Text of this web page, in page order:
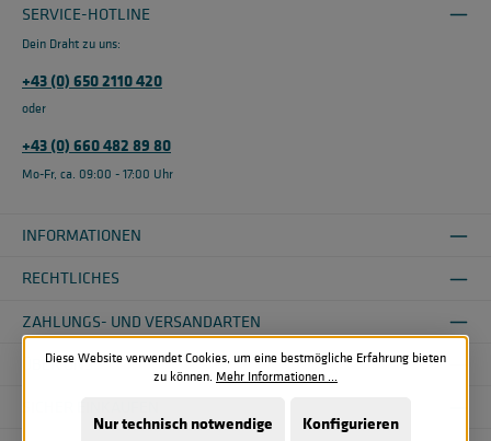
SERVICE-HOTLINE
Dein Draht zu uns:
+43 (0) 650 2110 420
oder
+43 (0) 660 482 89 80
Mo-Fr, ca. 09:00 - 17:00 Uhr
INFORMATIONEN
RECHTLICHES
ZAHLUNGS- UND VERSANDARTEN
ÜBER UNS
Diese Website verwendet Cookies, um eine bestmögliche Erfahrung bieten
zu können. Mehr Informationen ...
Nur technisch notwendige Konfigurieren